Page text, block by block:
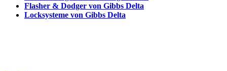
Flasher & Dodger von Gibbs Delta
Locksysteme von Gibbs Delta